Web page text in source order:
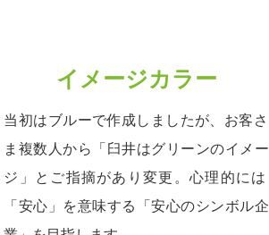
イメージカラー
当初はブルーで作成しましたが、お客さ
ま複数人から「臼井はグリーンのイメー
ジ」とご指摘があり変更。心理的には
「安心」を意味する「安心のシンボル企